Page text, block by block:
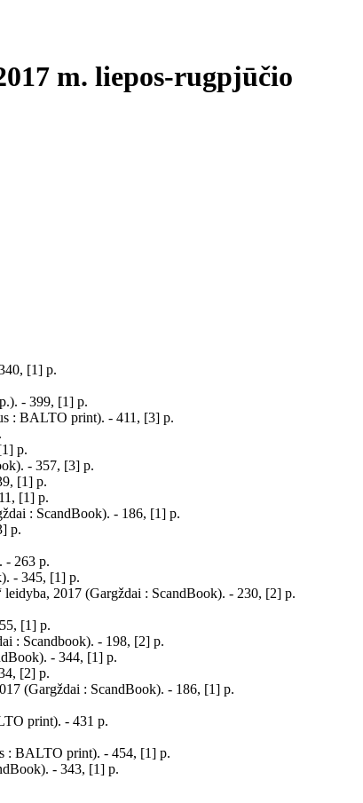
m. liepos-rugpjūčio
[1] p.
- 399, [1] p.
: BALTO print). - 411, [3] p.
p.
- 357, [3] p.
[1] p.
[1] p.
: ScandBook). - 186, [1] p.
p.
- 263 p.
- 345, [1] p.
2017 (Gargždai : ScandBook). - 230, [2] p.
[1] p.
: Scandbook). - 198, [2] p.
- 344, [1] p.
[2] p.
(Gargždai : ScandBook). - 186, [1] p.
print). - 431 p.
: BALTO print). - 454, [1] p.
- 343, [1] p.